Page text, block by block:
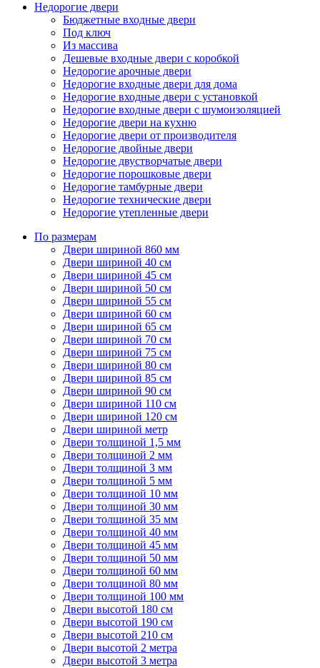
Недорогие двери
Бюджетные входные двери
Под ключ
Из массива
Дешевые входные двери с коробкой
Недорогие арочные двери
Недорогие входные двери для дома
Недорогие входные двери с установкой
Недорогие входные двери с шумоизоляцией
Недорогие двери на кухню
Недорогие двери от производителя
Недорогие двойные двери
Недорогие двустворчатые двери
Недорогие порошковые двери
Недорогие тамбурные двери
Недорогие технические двери
Недорогие утепленные двери
По размерам
Двери шириной 860 мм
Двери шириной 40 см
Двери шириной 45 см
Двери шириной 50 см
Двери шириной 55 см
Двери шириной 60 см
Двери шириной 65 см
Двери шириной 70 см
Двери шириной 75 см
Двери шириной 80 см
Двери шириной 85 см
Двери шириной 90 см
Двери шириной 110 см
Двери шириной 120 см
Двери шириной метр
Двери толщиной 1,5 мм
Двери толщиной 2 мм
Двери толщиной 3 мм
Двери толщиной 5 мм
Двери толщиной 10 мм
Двери толщиной 30 мм
Двери толщиной 35 мм
Двери толщиной 40 мм
Двери толщиной 45 мм
Двери толщиной 50 мм
Двери толщиной 60 мм
Двери толщиной 80 мм
Двери толщиной 100 мм
Двери высотой 180 см
Двери высотой 190 см
Двери высотой 210 см
Двери высотой 2 метра
Двери высотой 3 метра